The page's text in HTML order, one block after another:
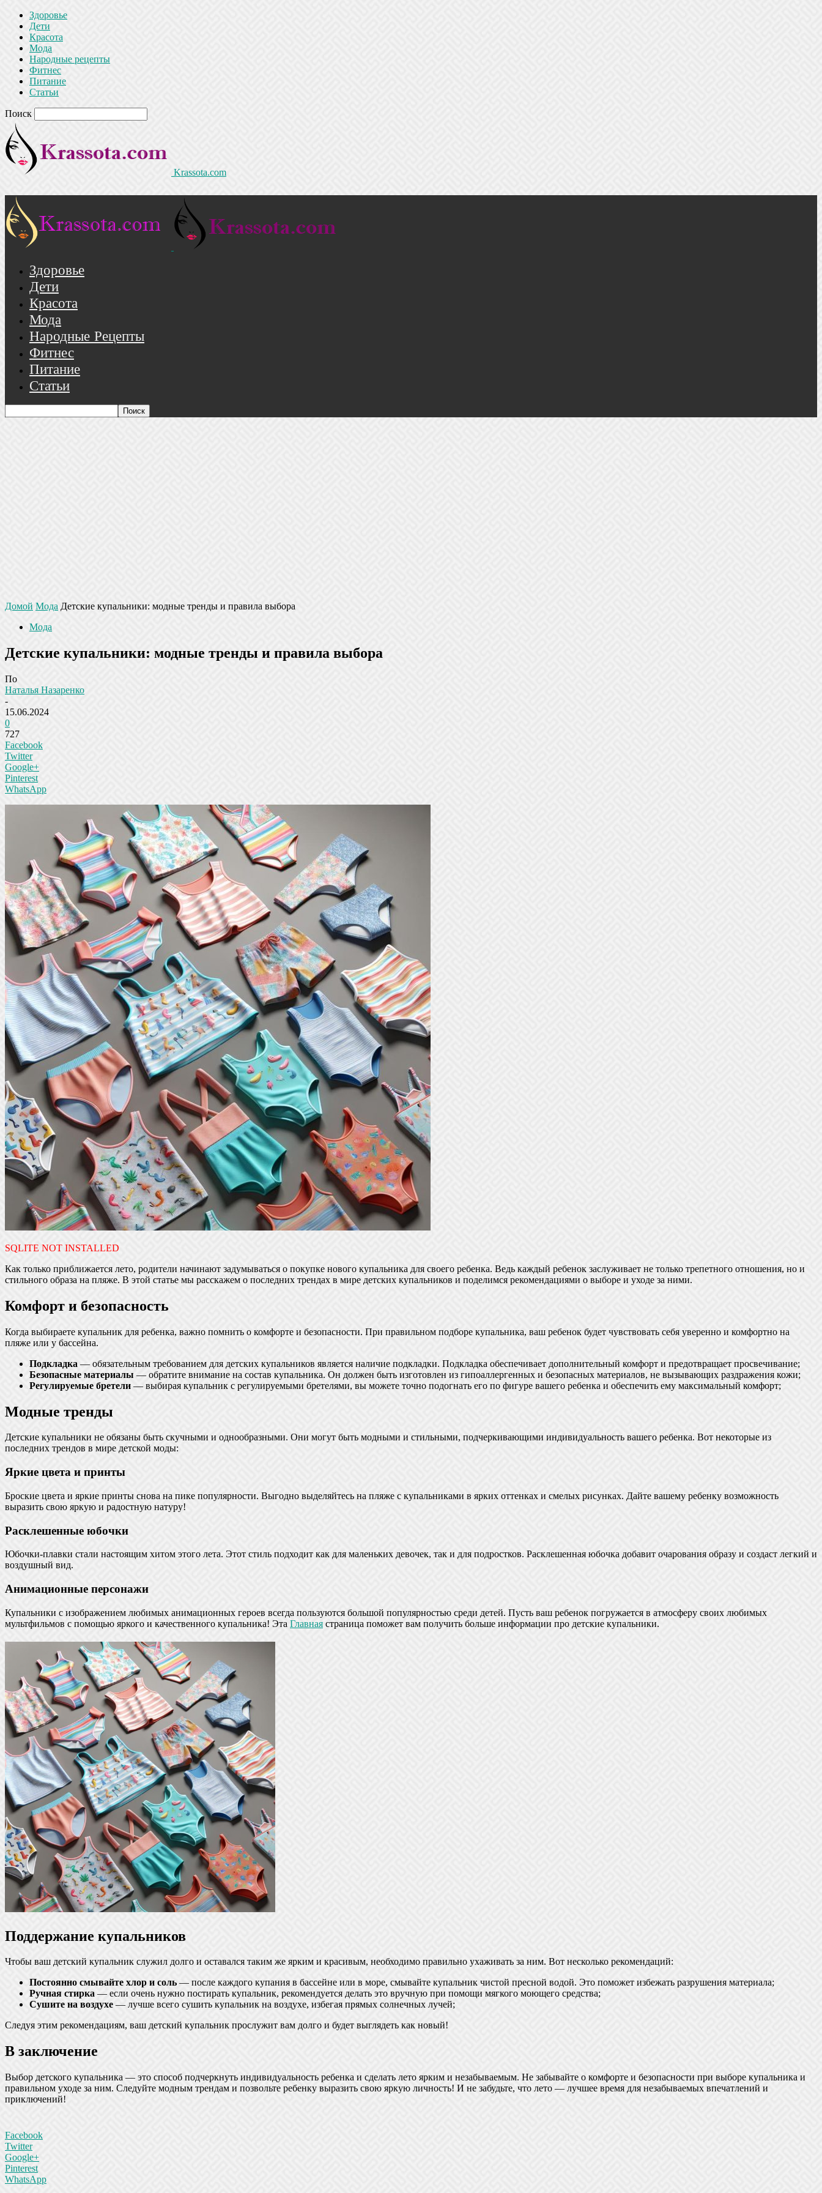
Здоровье
Дети
Красота
Мода
Народные рецепты
Фитнес
Питание
Статьи
Поиск
Krassota.com
Здоровье
Дети
Красота
Мода
Народные Рецепты
Фитнес
Питание
Статьи
Домой Мода Детские купальники: модные тренды и правила выбора
Мода
Детские купальники: модные тренды и правила выбора
По
Наталья Назаренко
-
15.06.2024
0
727
Facebook
Twitter
Google+
Pinterest
WhatsApp
SQLITE NOT INSTALLED
Как только приближается лето, родители начинают задумываться о покупке нового купальника для своего ребенка. Ведь каждый ребенок заслуживает не только трепетного отношения, но и
стильного образа на пляже. В этой статье мы расскажем о последних трендах в мире детских купальников и поделимся рекомендациями о выборе и уходе за ними.
Комфорт и безопасность
Когда выбираете купальник для ребенка, важно помнить о комфорте и безопасности. При правильном подборе купальника, ваш ребенок будет чувствовать себя уверенно и комфортно на
пляже или у бассейна.
Подкладка — обязательным требованием для детских купальников является наличие подкладки. Подкладка обеспечивает дополнительный комфорт и предотвращает просвечивание;
Безопасные материалы — обратите внимание на состав купальника. Он должен быть изготовлен из гипоаллергенных и безопасных материалов, не вызывающих раздражения кожи;
Регулируемые бретели— выбирая купальник с регулируемыми бретелями, вы можете точно подогнать его по фигуре вашего ребенка и обеспечить ему максимальный комфорт;
Модные тренды
Детские купальники не обязаны быть скучными и однообразными. Они могут быть модными и стильными, подчеркивающими индивидуальность вашего ребенка. Вот некоторые из
последних трендов в мире детской моды:
Яркие цвета и принты
Броские цвета и яркие принты снова на пике популярности. Выгодно выделяйтесь на пляже с купальниками в ярких оттенках и смелых рисунках. Дайте вашему ребенку возможность
выразить свою яркую и радостную натуру!
Расклешенные юбочки
Юбочки-плавки стали настоящим хитом этого лета. Этот стиль подходит как для маленьких девочек, так и для подростков. Расклешенная юбочка добавит очарования образу и создаст легкий и
воздушный вид.
Анимационные персонажи
Купальники с изображением любимых анимационных героев всегда пользуются большой популярностью среди детей. Пусть ваш ребенок погружается в атмосферу своих любимых
мультфильмов с помощью яркого и качественного купальника! Эта Главная страница поможет вам получить больше информации про детские купальники.
Поддержание купальников
Чтобы ваш детский купальник служил долго и оставался таким же ярким и красивым, необходимо правильно ухаживать за ним. Вот несколько рекомендаций:
Постоянно смывайте хлор и соль— после каждого купания в бассейне или в море, смывайте купальник чистой пресной водой. Это поможет избежать разрушения материала;
Ручная стирка— если очень нужно постирать купальник, рекомендуется делать это вручную при помощи мягкого моющего средства;
Сушите на воздухе— лучше всего сушить купальник на воздухе, избегая прямых солнечных лучей;
Следуя этим рекомендациям, ваш детский купальник прослужит вам долго и будет выглядеть как новый!
В заключение
Выбор детского купальника — это способ подчеркнуть индивидуальность ребенка и сделать лето ярким и незабываемым. Не забывайте о комфорте и безопасности при выборе купальника и
правильном уходе за ним. Следуйте модным трендам и позвольте ребенку выразить свою яркую личность! И не забудьте, что лето — лучшее время для незабываемых впечатлений и
приключений!
Facebook
Twitter
Google+
Pinterest
WhatsApp